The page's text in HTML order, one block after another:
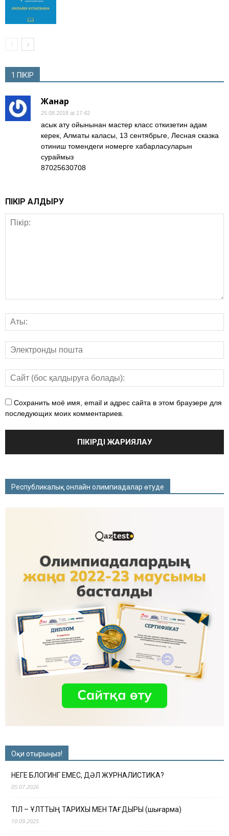
1 ПІКІР
Жанар
25.08.2018 at 17:42
асык ату ойынынан мастер класс откизетин адам
керек, Алматы каласы, 13 сентябрьге, Лесная сказка
отиниш томендеги номерге хабарласуларын
сураймыз
87025630708
ПІКІР ҚАЛДЫРУ
Сохранить моё имя, email и адрес сайта в этом браузере для
последующих моих комментариев.
Республикалық онлайн олимпиадалар өтуде
Оқи отырыңыз!
НЕГЕ БЛОГИНГ ЕМЕС, ДӘЛ ЖУРНАЛИСТИКА?
05.07.2026
ТІЛ – ҰЛТТЫҢ ТАРИХЫ МЕН ТАҒДЫРЫ (шығарма)
10.09.2025